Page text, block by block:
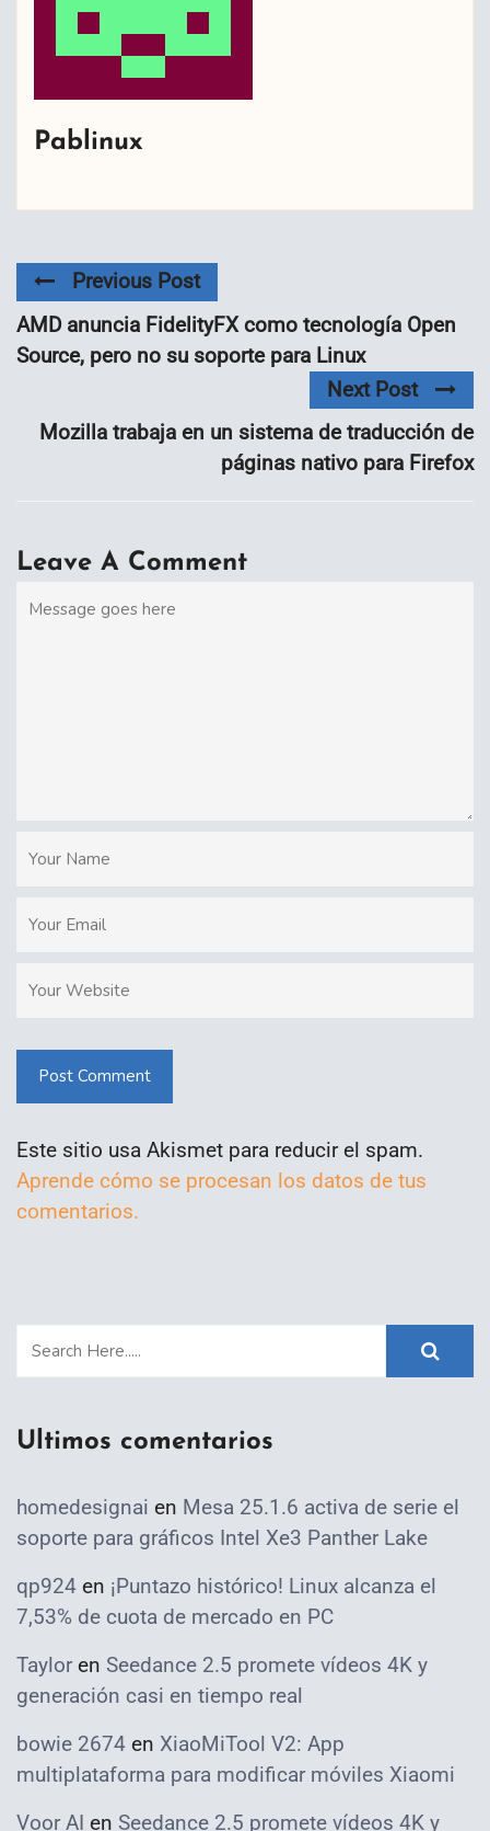
Pablinux
Previous Post
AMD anuncia FidelityFX como tecnología Open
Source, pero no su soporte para Linux
Next Post
Mozilla trabaja en un sistema de traducción de
páginas nativo para Firefox
Leave A Comment
Post Comment
Este sitio usa Akismet para reducir el spam.
Aprende cómo se procesan los datos de tus
comentarios.
Ultimos comentarios
homedesignai en Mesa 25.1.6 activa de serie el
soporte para gráficos Intel Xe3 Panther Lake
qp924 en ¡Puntazo histórico! Linux alcanza el
7,53% de cuota de mercado en PC
Taylor en Seedance 2.5 promete vídeos 4K y
generación casi en tiempo real
bowie 2674 en XiaoMiTool V2: App
multiplataforma para modificar móviles Xiaomi
Voor AI en Seedance 2.5 promete vídeos 4K y